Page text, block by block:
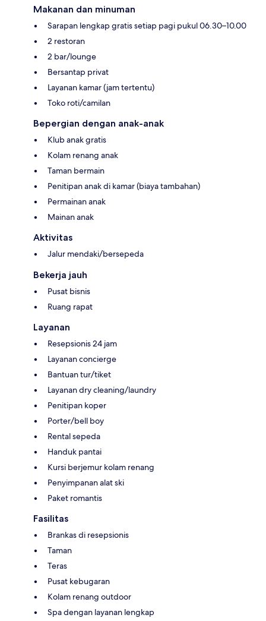
Makanan dan minuman
Sarapan lengkap gratis setiap pagi pukul 06.30–10.00
2 restoran
2 bar/lounge
Bersantap privat
Layanan kamar (jam tertentu)
Toko roti/camilan
Bepergian dengan anak-anak
Klub anak gratis
Kolam renang anak
Taman bermain
Penitipan anak di kamar (biaya tambahan)
Permainan anak
Mainan anak
Aktivitas
Jalur mendaki/bersepeda
Bekerja jauh
Pusat bisnis
Ruang rapat
Layanan
Resepsionis 24 jam
Layanan concierge
Bantuan tur/tiket
Layanan dry cleaning/laundry
Penitipan koper
Porter/bell boy
Rental sepeda
Handuk pantai
Kursi berjemur kolam renang
Penyimpanan alat ski
Paket romantis
Fasilitas
Brankas di resepsionis
Taman
Teras
Pusat kebugaran
Kolam renang outdoor
Spa dengan layanan lengkap